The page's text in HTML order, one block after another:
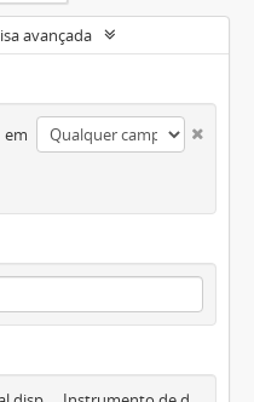
avançada
em